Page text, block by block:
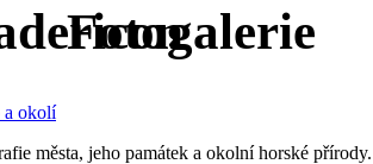
Fotogalerie
a okolí
města, jeho památek a okolní horské přírody.